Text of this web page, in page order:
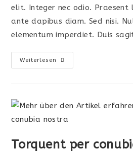
elit. Integer nec odio. Praesent
ante dapibus diam. Sed nisi.
elementum imperdiet. Duis
Weiterlesen
Interdum
Magna
Torquent per